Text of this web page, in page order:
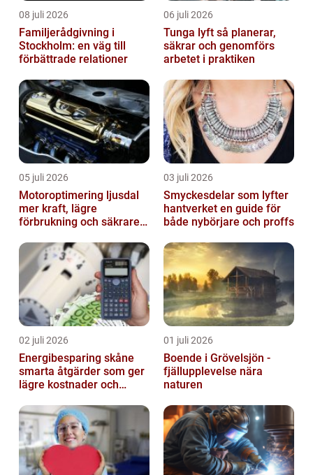
08 juli 2026
Familjerådgivning i
Stockholm: en väg till
förbättrade relationer
06 juli 2026
Tunga lyft så planerar,
säkrar och genomförs
arbetet i praktiken
05 juli 2026
Motoroptimering ljusdal
mer kraft, lägre
förbrukning och säkrare
03 juli 2026
Smyckesdelar som lyfter
hantverket en guide för
både nybörjare och proffs
02 juli 2026
Energibesparing skåne
smarta åtgärder som ger
lägre kostnader och
01 juli 2026
Boende i Grövelsjön -
fjällupplevelse nära
naturen